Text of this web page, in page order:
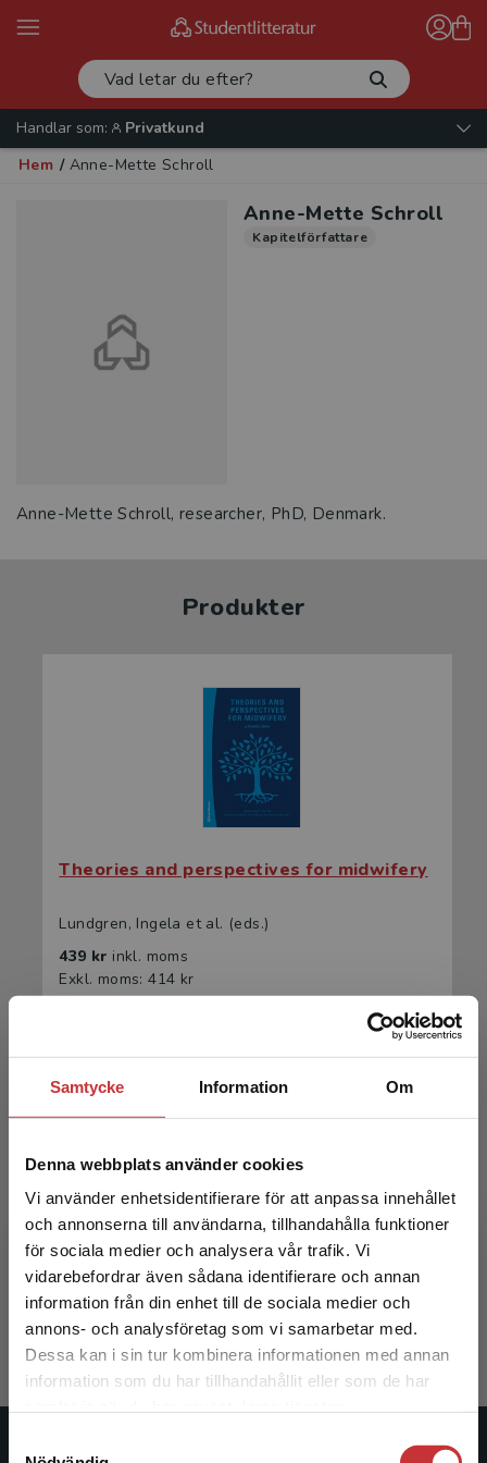
Samtycke Information Om
Denna webbplats använder cookies
Vi använder enhetsidentifierare för att anpassa innehållet
och annonserna till användarna, tillhandahålla funktioner
för sociala medier och analysera vår trafik. Vi
vidarebefordrar även sådana identifierare och annan
information från din enhet till de sociala medier och
annons- och analysföretag som vi samarbetar med.
Dessa kan i sin tur kombinera informationen med annan
information som du har tillhandahållit eller som de har
Begränsad fraktregion
Det verkar som att du besöker
studentlitteratur.se via en enhet utanför Sverige.
Vi erbjuder inte leveranser utanför Sverige. För
Handlar som:
Privatkund
Hem / Anne-Mette Schroll
Anne-Mette Schroll
Kapitelförfattare
Anne-Mette Schroll, researcher, PhD, Denmark.
Produkter
Theories and perspectives for midwifery
Lundgren, Ingela et al. (eds.)
439 kr inkl. moms
Exkl. moms: 414 kr
Theories and perspectives for midwifery
Lundgren, Ingela et al. (eds.)
286 kr inkl. moms
Exkl. moms: 270 kr